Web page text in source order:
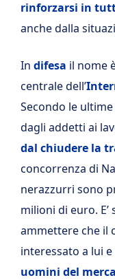
rinforzarsi in
anche dalla
In difesa il nome
centrale dell’
Secondo le
dagli addetti ai
dal chiudere la
concorrenza di
nerazzurri sono
milioni di euro.
ammettere che il
interessato a lui e
uomini del